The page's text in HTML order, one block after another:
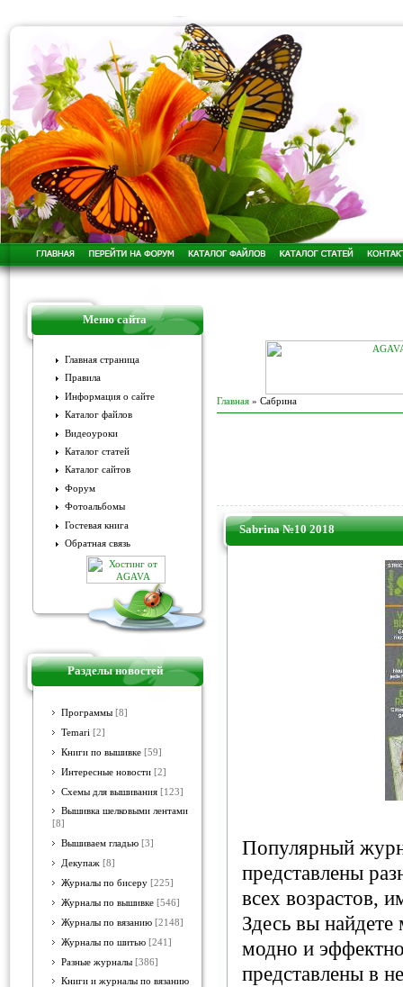
Меню сайта
Главная страница
Правила
Информация о сайте
Каталог файлов
Видеоуроки
Каталог статей
Каталог сайтов
Форум
Фотоальбомы
Гостевая книга
Обратная связь
Разделы новостей
Программы [8]
Temari [2]
Книги по вышивке [59]
Интересные новости [2]
Схемы для вышивания [123]
Вышивка шелковыми лентами
[8]
Вышиваем гладью [3]
Декупаж [8]
Журналы по бисеру [225]
Журналы по вышивке [546]
Журналы по вязанию [2148]
Журналы по шитью [241]
Разные журналы [386]
Книги и журналы по вязанию
Главная » Сабрина
Sabrina №10 2018
Популярный
представлены
всех возрастов,
Здесь вы
модно и
представлены в